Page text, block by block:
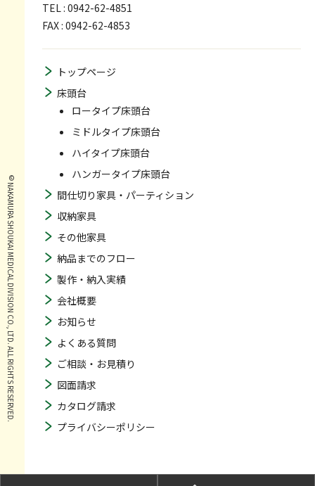
TEL : 0942-62-4851
FAX : 0942-62-4853
トップページ
床頭台
ロータイプ床頭台
ミドルタイプ床頭台
ハイタイプ床頭台
ハンガータイプ床頭台
間仕切り家具・パーティション
収納家具
その他家具
納品までのフロー
製作・納入実績
会社概要
お知らせ
よくある質問
ご相談・お見積り
図面請求
カタログ請求
プライバシーポリシー
© NAKAMURA SHOUKAI MEDICAL DIVISION CO., LTD. ALL RIGHTS RESERVED.